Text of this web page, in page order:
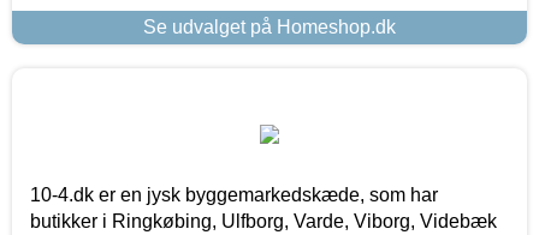
Se udvalget på Homeshop.dk
10-4.dk er en jysk byggemarkedskæde, som har
butikker i Ringkøbing, Ulfborg, Varde, Viborg, Videbæk